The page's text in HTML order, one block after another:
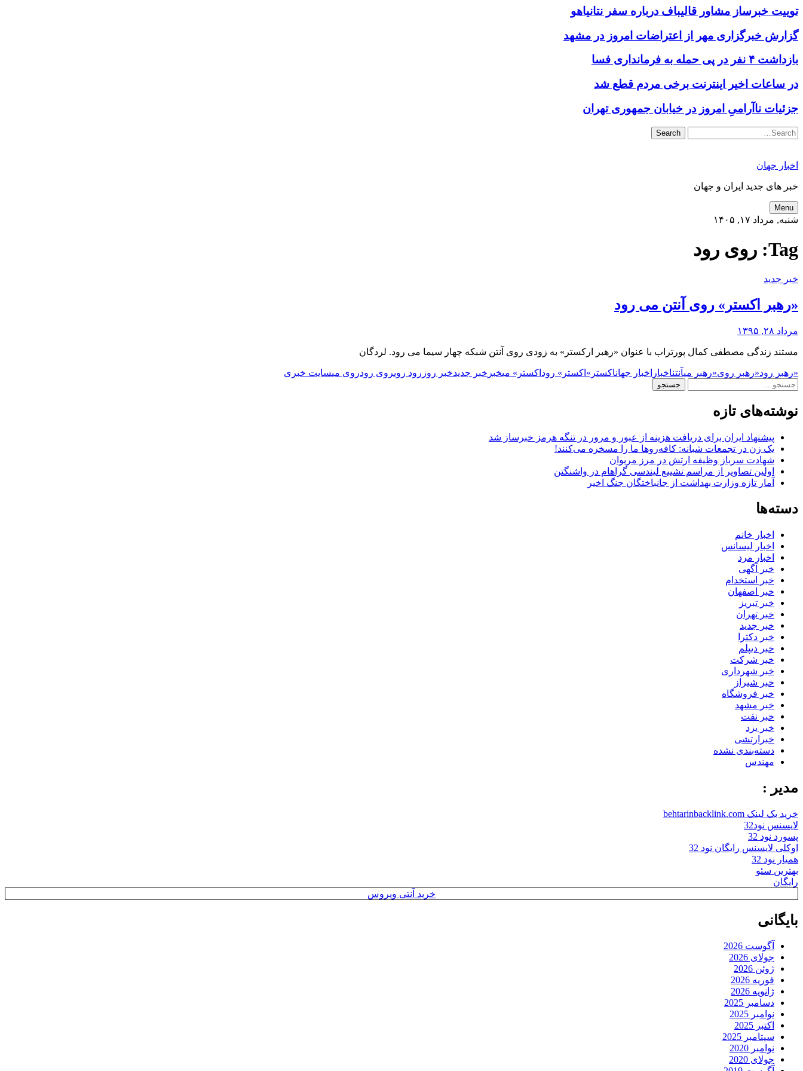
توییت خبرساز مشاور قالیباف درباره سفر نتانیاهو
گزارش خبرگزاری مهر از اعتراضات امروز در مشهد
بازداشت ۴ نفر در پی حمله به فرمانداری فسا
در ساعات اخیر اینترنت برخی مردم قطع شد
جزئیات ناآرامیِ امروز در خیابان جمهوری تهران
Search
اخبار جهان
خبر های جدید ایران و جهان
Menu
شنبه, مرداد ۱۷, ۱۴۰۵
Tag: روی رود
خبر جدید
«رهبر اکستر» روی آنتن می رود
مرداد ۲۸, ۱۳۹۵
مستند زندگی مصطفی کمال پورتراب با عنوان «رهبر ارکستر» به زودی روی آنتن شبکه چهار سیما می رود. لردگان
«رهبر رود«رهبر روی«رهبر میآنتناخبار اخبار جهاناکستر» اکستر» رود اکستر» میخبر خبر جدیدخبر روز رود رویروی رودروی میسایت خبری
جستجو
نوشته‌های تازه
پیشنهاد ایران برای دریافت هزینه از عبور و مرور در تنگه هرمز خبرساز شد
یک زن در تجمعات شبانه: کافه‌روها ما را مسخره می‌کنند!
شهادت سرباز وظیفه ارتش در مرز مریوان
اولین تصاویر از مراسم تشییع لیندسی گراهام در واشنگتن
آمار تازه وزارت بهداشت از جانباختگان جنگ اخیر
دسته‌ها
اخبار خانم
اخبار لیسانس
اخبار مرد
خبر آگهی
خبر استخدام
خبر اصفهان
خبر تبریز
خبر تهران
خبر جدید
خبر دکترا
خبر دیپلم
خبر شرکت
خبر شهرداری
خبر شیراز
خبر فروشگاه
خبر مشهد
خبر نفت
خبر یزد
خبرارتشی
دسته‌بندی نشده
مهندس
مدیر :
خرید بک لینک behtarinbacklink.com
لایسنس نود32
پسورد نود 32
اوکلی لایسنس رایگان نود 32
همیار نود 32
بهترین سئو
رایگان
خرید آنتی ویروس
بایگانی
آگوست 2026
جولای 2026
ژوئن 2026
فوریه 2026
ژانویه 2026
دسامبر 2025
نوامبر 2025
اکتبر 2025
سپتامبر 2025
نوامبر 2020
جولای 2020